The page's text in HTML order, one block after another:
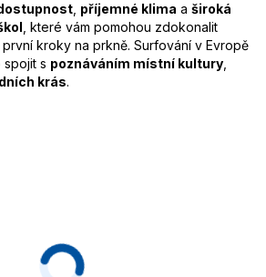
příjemné klima a široká
, které vám pomohou zdokonalit
kroky na prkně. Surfování v Evropě
spojit s poznáváním místní kultury
krás.